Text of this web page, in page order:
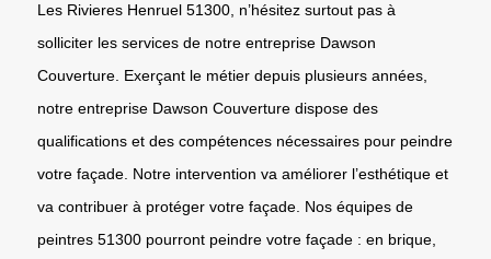
Les Rivieres Henruel 51300, n’hésitez surtout pas à
solliciter les services de notre entreprise Dawson
Couverture. Exerçant le métier depuis plusieurs années,
notre entreprise Dawson Couverture dispose des
qualifications et des compétences nécessaires pour peindre
votre façade. Notre intervention va améliorer l’esthétique et
va contribuer à protéger votre façade. Nos équipes de
peintres 51300 pourront peindre votre façade : en brique,